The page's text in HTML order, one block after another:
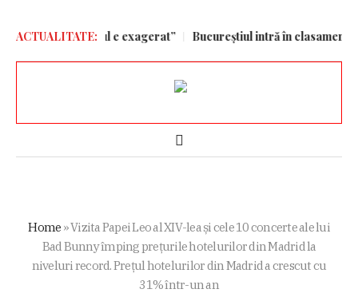
ACTUALITATE:
iar scorul e exagerat” Bucureștiul intră în clasamentul
Home »Vizita Papei Leo al XIV-lea și cele 10 concerte ale lui
Bad Bunny împing prețurile hotelurilor din Madrid la
niveluri record. Prețul hotelurilor din Madrid a crescut cu
31% într-un an